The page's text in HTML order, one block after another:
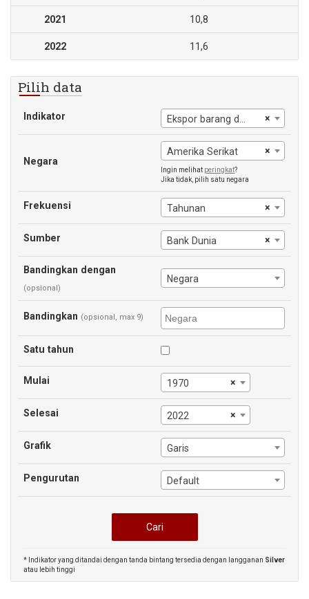
2021 10,8
2022 11,6
Pilih data
Indikator ×
Ekspor barang dan jasa (% dari PDB)
Negara
×
Amerika Serikat
Ingin melihat peringkat?
Jika tidak, pilih satu negara
Frekuensi ×
Tahunan
Sumber ×
Bank Dunia
Bandingkan dengan
(opsional)
Negara
Bandingkan (opsional, max 9)
Satu tahun
Mulai ×
1970
Selesai ×
2022
Grafik Garis
Pengurutan Default
* Indikator yang ditandai dengan tanda bintang tersedia dengan langganan Silver
atau lebih tinggi